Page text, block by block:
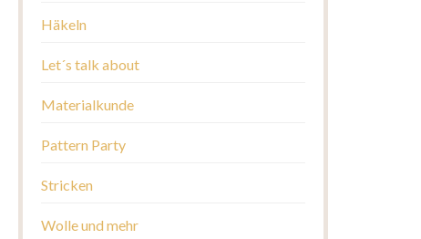
Häkeln
Let´s talk about
Materialkunde
Pattern Party
Stricken
Wolle und mehr